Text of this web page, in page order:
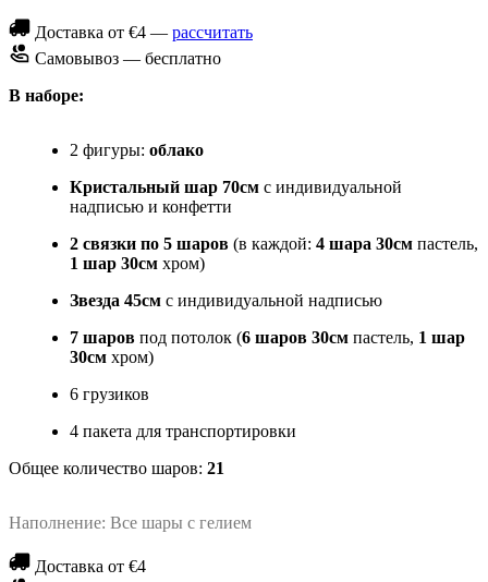
Доставка от €4 — рассчитать
Самовывоз — бесплатно
В наборе:
2 фигуры: облако
Кристальный шар 70см с индивидуальной
надписью и конфетти
2 связки по 5 шаров (в каждой: 4 шара 30см пастель,
1 шар 30см хром)
Звезда 45см с индивидуальной надписью
7 шаров под потолок (6 шаров 30см пастель, 1 шар
30см хром)
6 грузиков
4 пакета для транспортировки
Общее количество шаров: 21
Наполнение: Все шары с гелием
Доставка от €4